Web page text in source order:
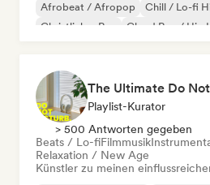
Afrobeat / Afropop
Chill / Lo-fi
Christlicher Rap
Cloud Rap / Hip
Playlist-Kurator
> 500 Antworten gegeben
Beats / Lo-fiFilmmusik
Relaxation / New Age
Künstler zu meinen